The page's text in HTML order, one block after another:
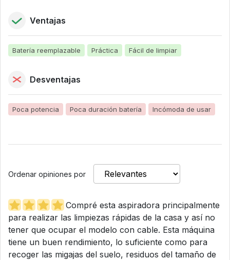
Ventajas
Batería reemplazable Práctica Fácil de limpiar
Desventajas
Poca potencia Poca duración batería Incómoda de usar
Ordenar opiniones por
Compré esta aspiradora principalmente
para realizar las limpiezas rápidas de la casa y así no
tener que ocupar el modelo con cable. Esta máquina
tiene un buen rendimiento, lo suficiente como para
recoger las migajas del suelo, residuos del tamaño de